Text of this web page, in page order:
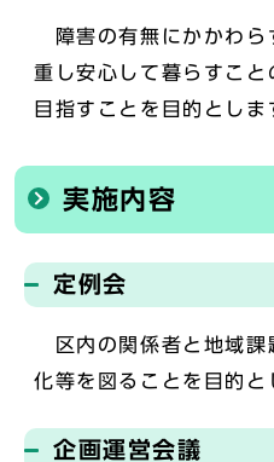
障害の有無にかかわら
重し安心して暮らすこ
目指すことを目的としま
実施内容
定例会
区内の関係者と地域課
化等を図ることを目的と
企画運営会議